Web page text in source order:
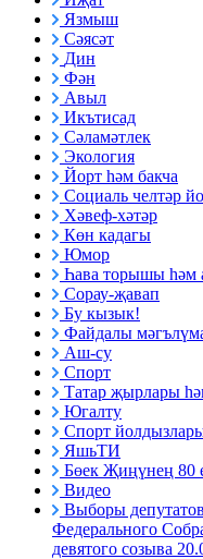
Язмыш
Сәясәт
Дин
Фән
Авыл
Икътисад
Сәламәтлек
Экология
Йорт һәм бакча
Социаль челтәр
Хәвеф-хәтәр
Көн кадагы
Юмор
Һава торышы һәм
Сорау-җавап
Бу кызык!
Файдалы
Аш-су
Спорт
Татар җырлары
Югалту
Спорт
ЯшьТИ
Бөек Җиңүнең 80
Видео
Выборы
Федерального
девятого созыва